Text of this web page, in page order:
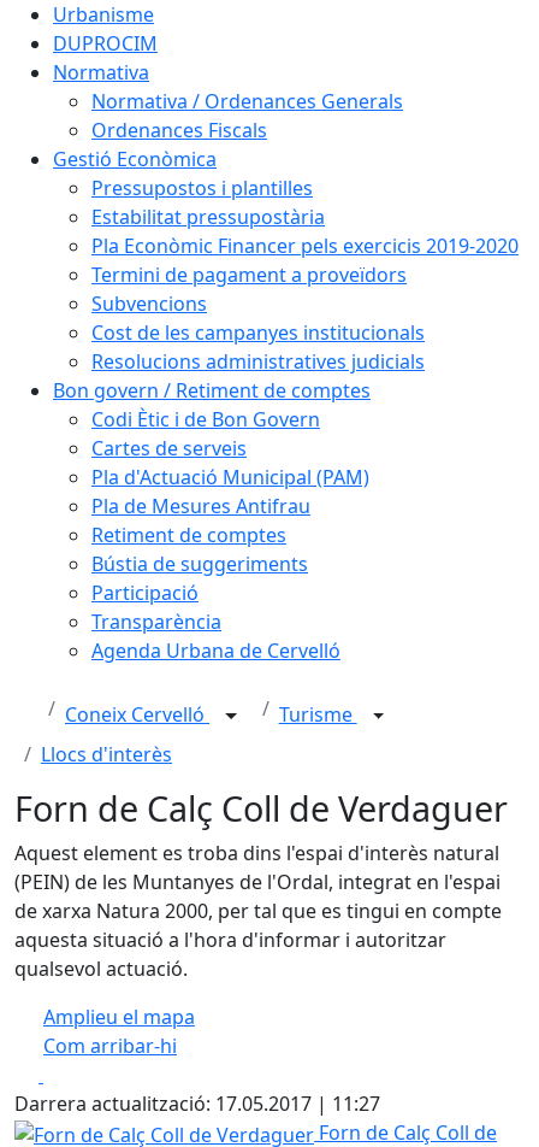
Urbanisme
DUPROCIM
Normativa
Normativa / Ordenances Generals
Ordenances Fiscals
Gestió Econòmica
Pressupostos i plantilles
Estabilitat pressupostària
Pla Econòmic Financer pels exercicis 2019-2020
Termini de pagament a proveïdors
Subvencions
Cost de les campanyes institucionals
Resolucions administratives judicials
Bon govern / Retiment de comptes
Codi Ètic i de Bon Govern
Cartes de serveis
Pla d'Actuació Municipal (PAM)
Pla de Mesures Antifrau
Retiment de comptes
Bústia de suggeriments
Participació
Transparència
Agenda Urbana de Cervelló
Coneix Cervelló
Turisme
Llocs d'interès
Forn de Calç Coll de Verdaguer
Aquest element es troba dins l'espai d'interès natural
(PEIN) de les Muntanyes de l'Ordal, integrat en l'espai
de xarxa Natura 2000, per tal que es tingui en compte
aquesta situació a l'hora d'informar i autoritzar
qualsevol actuació.
Amplieu el mapa
Com arribar-hi
+
−
Darrera actualització: 17.05.2017 | 11:27
Forn de Calç Coll de Verdaguer
Forn de Calç Coll de